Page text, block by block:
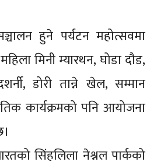
हुने पर्यटन महोत्सवमा
मिनी म्यारथन, घोडा दौड,
डोरी तान्ने खेल, सम्मान
कार्यक्रमको पनि आयोजना
सिंहलिला नेश्नल पार्कको